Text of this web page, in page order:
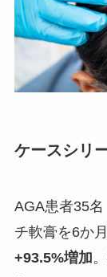
ケースシリ
AGA患者35
チ軟膏を6か
+93.5%増加